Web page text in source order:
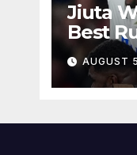
Jiuta
Best
AUGUST